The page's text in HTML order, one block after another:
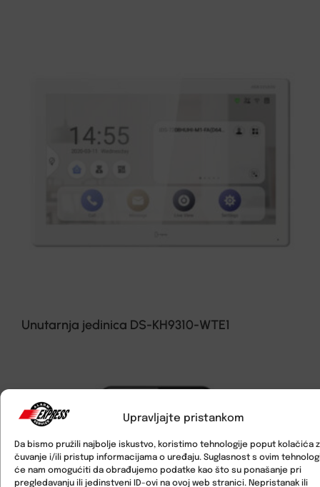
Upravljajte pristankom
Da bismo pružili najbolje iskustvo, koristimo tehnologije poput kolačića
čuvanje i/ili pristup informacijama o uređaju. Suglasnost s ovim
će nam omogućiti da obrađujemo podatke kao što su ponašanje pri
pregledavanju ili jedinstveni ID-ovi na ovoj web stranici. Nepristanak ili
Unutarnja jedinica DS-KH9310-WTE1